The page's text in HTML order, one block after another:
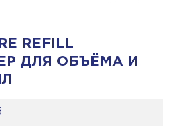
REFILL
ДЛЯ ОБЪЁМА И